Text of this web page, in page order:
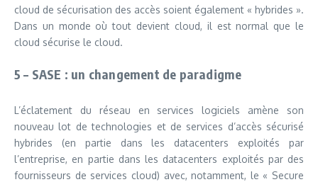
cloud de sécurisation des accès soient également « hybrides ».
Dans un monde où tout devient cloud, il est normal que le
cloud sécurise le cloud.
5 – SASE : un changement de paradigme
L’éclatement du réseau en services logiciels amène son
nouveau lot de technologies et de services d’accès sécurisé
hybrides (en partie dans les datacenters exploités par
l’entreprise, en partie dans les datacenters exploités par des
fournisseurs de services cloud) avec, notamment, le « Secure